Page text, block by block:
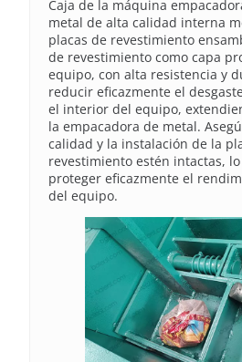
Caja de la máquina
metal de alta calidad interna
placas de revestimiento
de revestimiento como capa
equipo, con alta resistencia y
reducir eficazmente el
el interior del equipo,
la empacadora de metal.
calidad y la instalación de la
revestimiento estén intactas,
proteger eficazmente el
del equipo.